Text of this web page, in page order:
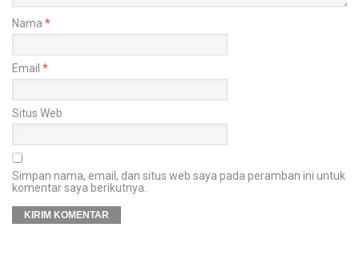
Nama *
Email *
Situs Web
Simpan nama, email, dan situs web saya pada peramban ini untuk
komentar saya berikutnya.